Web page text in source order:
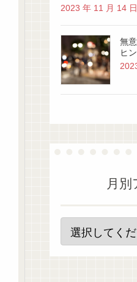
2023 年 11 月 14 日
無
ヒ
月別